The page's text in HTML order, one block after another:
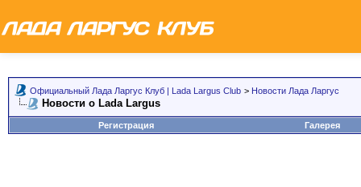
Официальный Лада Ларгус Клуб | Lada Largus Club > Новости Лада Ларгус
Новости о Lada Largus
Регистрация Галерея